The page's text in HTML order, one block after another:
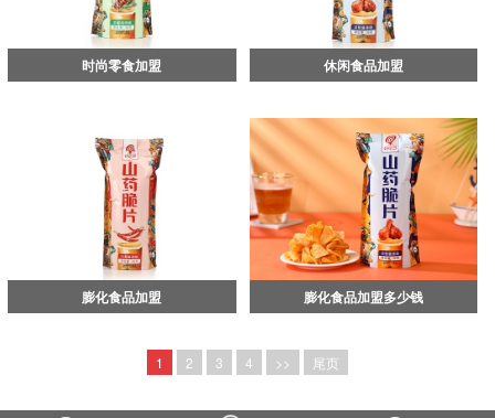
时尚零食加盟 休闲食品加盟
膨化食品加盟 膨化食品加盟多少钱
1 2 3 4 >> 尾页